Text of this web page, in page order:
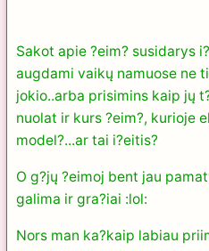
Sakot apie ?eim? susidarys
augdami vaikų namuose ne
jokio..arba prisimins kaip jų
nuolat ir kurs ?eim?, kurioje
model?...ar tai i?eitis?
O g?jų ?eimoj bent jau
galima ir gra?iai :lol:
Nors man ka?kaip labiau